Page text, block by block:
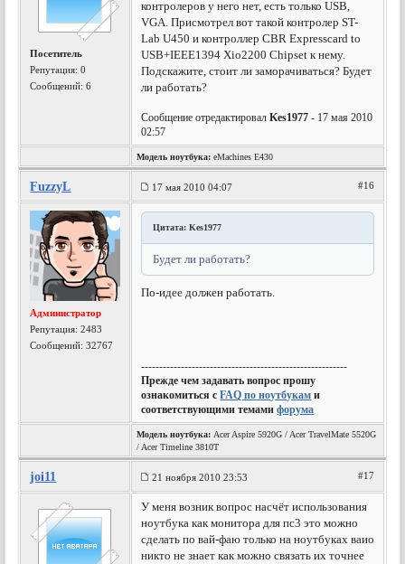
Посетитель
Репутация:0
Сообщений: 6
контролеров у него нет, есть только USB,
VGA. Присмотрел вот такой контролер ST-
Lab U450 и контроллер CBR Expresscard to
USB+IEEE1394 Xio2200 Chipset к нему.
Подскажите, стоит ли заморачиваться? Будет
ли работать?
Сообщение отредактировалKes1977 - 17 мая 2010
02:57
Модель ноутбука: eMachines E430
FuzzyL 17 мая 2010 04:07 #16
Администратор
Репутация:2483
Сообщений: 32767
Цитата: Kes1977
Будет ли работать?
По-идее должен работать.
---------------------------------------------------------
Прежде чем задавать вопрос прошу
ознакомиться сFAQ по ноутбукам и
соответствующими темамифорума
Модель ноутбука: Acer Aspire 5920G / Acer TravelMate 5520G
/ Acer Timeline 3810T
joi11 21 ноября 2010 23:53 #17
У меня возник вопрос насчёт использования
ноутбука как монитора для пс3 это можно
сделать по вай-фаю только на ноутбуках ваио
никто не знает как можно связать их точнее